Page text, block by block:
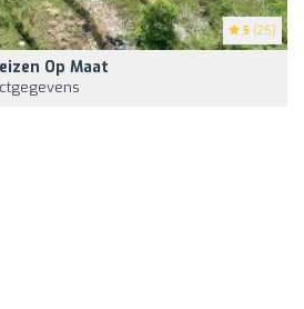
5 (25)
Op Maat